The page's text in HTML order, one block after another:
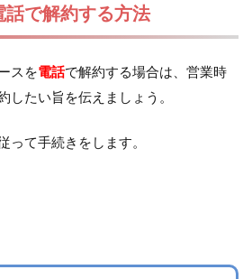
話で解約する方法
スを電話で解約する場合は、営業時
したい旨を伝えましょう。
って手続きをします。